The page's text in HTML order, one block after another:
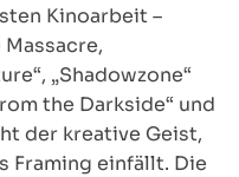
Kinoarbeit –
„Shadowzone“
the Darkside“ und
der kreative Geist,
Framing einfällt. Die